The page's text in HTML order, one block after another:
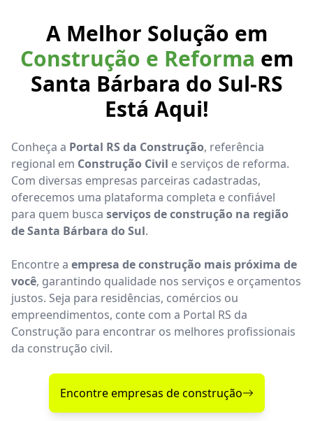
A Melhor Solução em
Construção e Reforma em
Santa Bárbara do Sul-RS
Está Aqui!
Conheça a Portal RS da Construção, referência
regional em Construção Civil e serviços de reforma.
Com diversas empresas parceiras cadastradas,
oferecemos uma plataforma completa e confiável
para quem busca serviços de construção na região
de Santa Bárbara do Sul.
Encontre a empresa de construção mais próxima de
você, garantindo qualidade nos serviços e orçamentos
justos. Seja para residências, comércios ou
empreendimentos, conte com a Portal RS da
Construção para encontrar os melhores profissionais
da construção civil.
Encontre empresas de construção